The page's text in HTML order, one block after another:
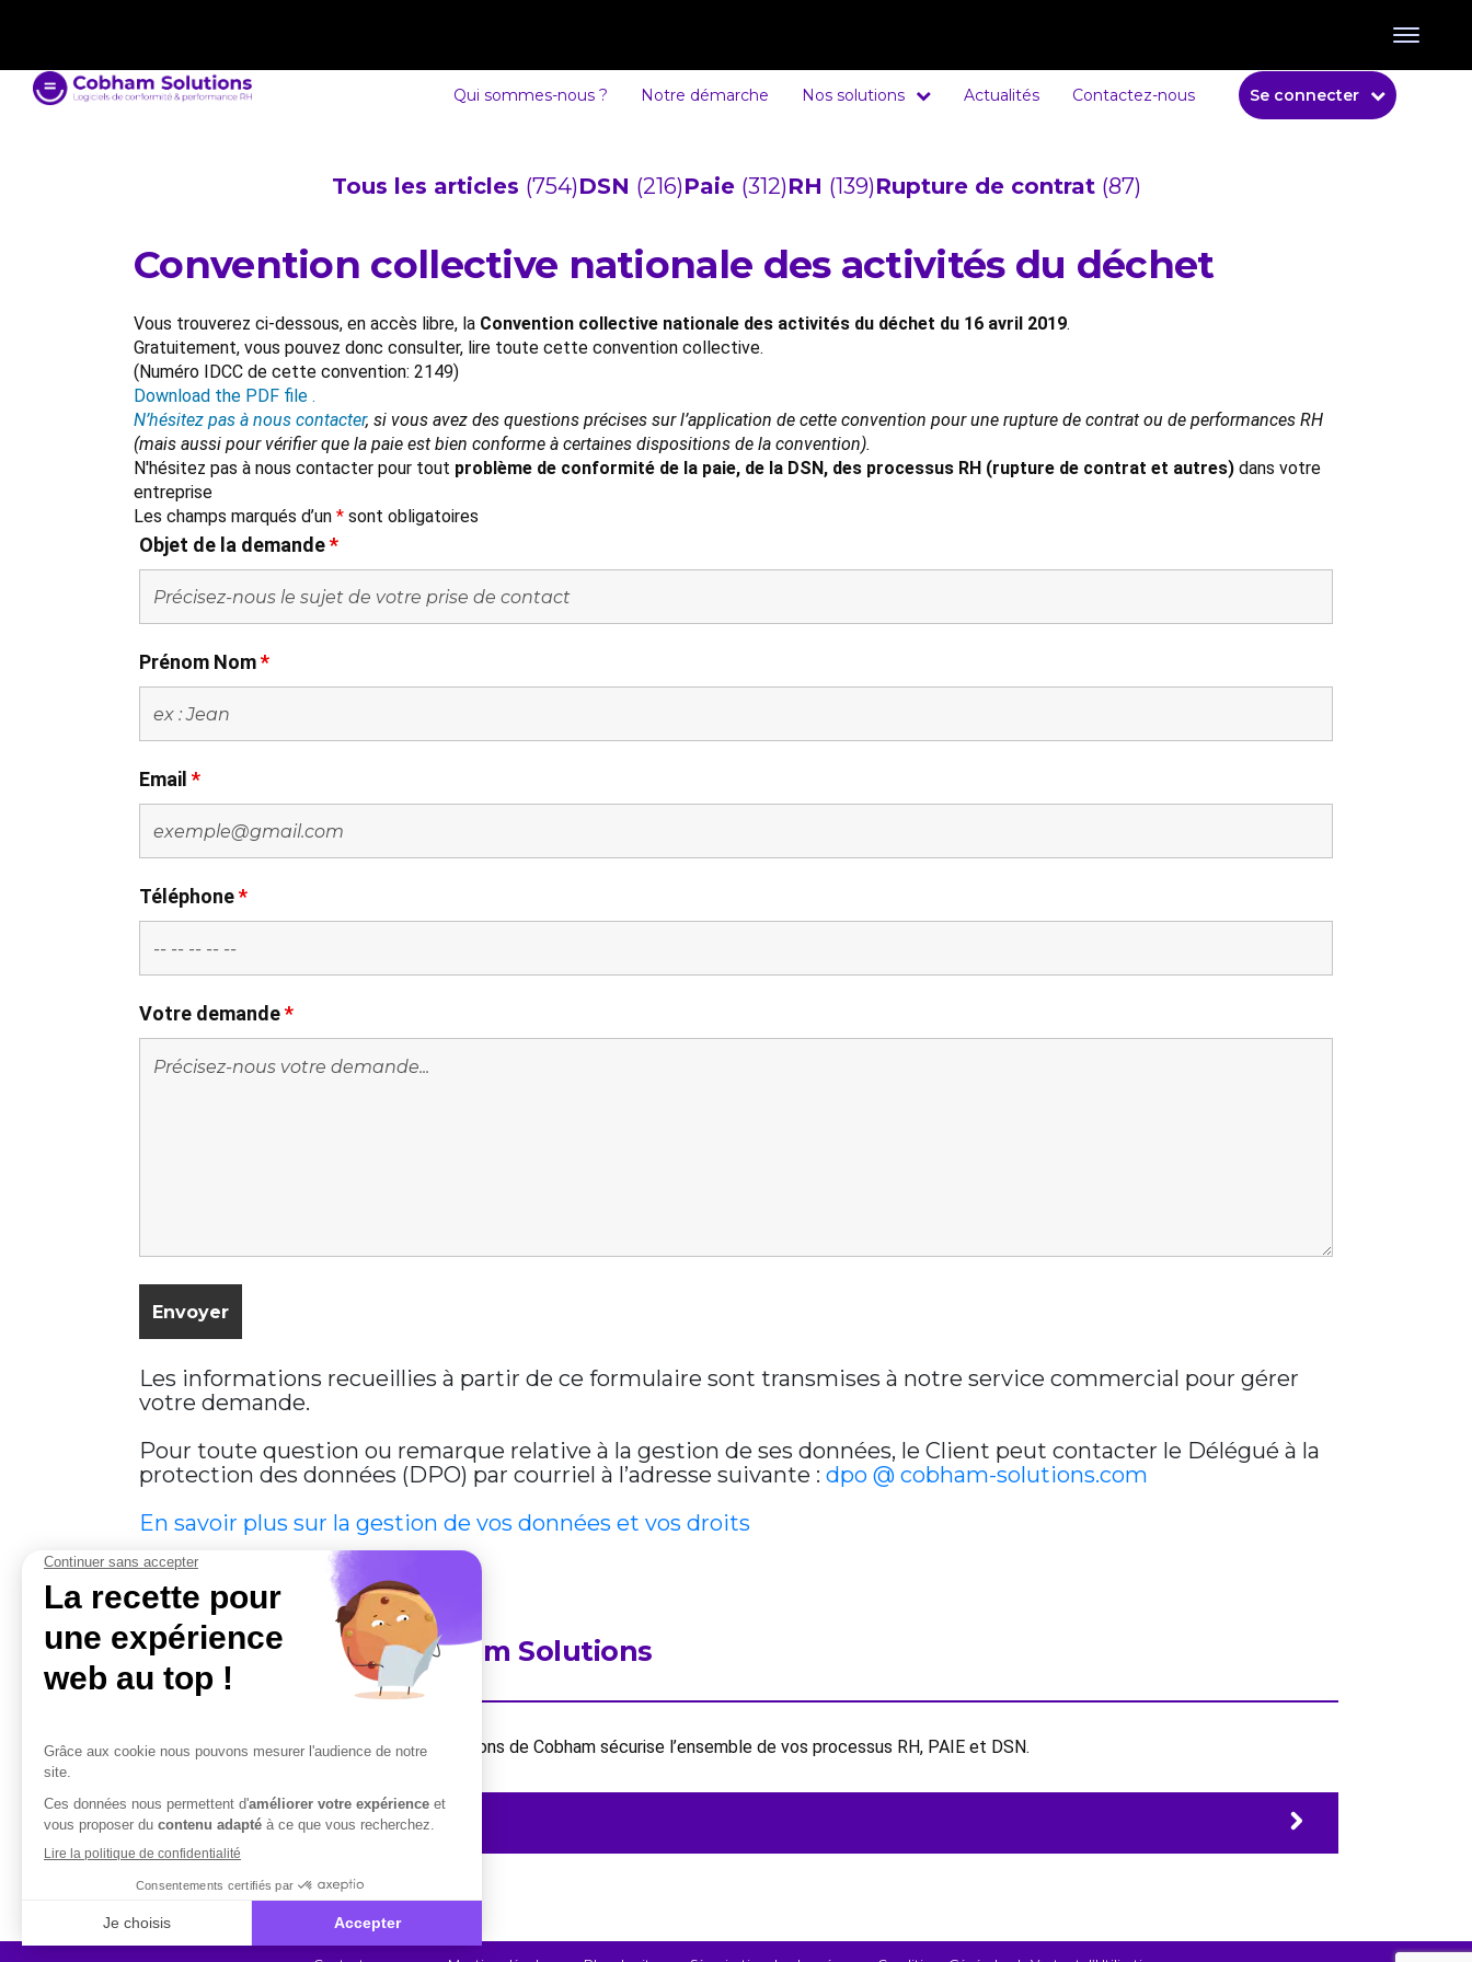
Qui sommes-nous ? Notre démarche Nos solutions Actualités Contactez-nous Se connecter
Tous les articles (754)DSN (216)Paie (312)RH (139)Rupture de contrat (87)
Convention collective nationale des activités du déchet
Vous trouverez ci-dessous, en accès libre, la Convention collective nationale des activités du déchet du 16 avril 2019.
Gratuitement, vous pouvez donc consulter, lire toute cette convention collective.
(Numéro IDCC de cette convention: 2149)
Download the PDF file .
N’hésitez pas à nous contacter, si vous avez des questions précises sur l’application de cette convention pour une rupture de contrat ou de performances RH
(mais aussi pour vérifier que la paie est bien conforme à certaines dispositions de la convention).
N'hésitez pas à nous contacter pour tout problème de conformité de la paie, de la DSN, des processus RH (rupture de contrat et autres) dans votre
entreprise
Les champs marqués d’un * sont obligatoires
Objet de la demande*
Prénom Nom*
Email *
Téléphone*
Votre demande*
Les informations recueillies à partir de ce formulaire sont transmises à notre service commercial pour gérer
votre demande.
Pour toute question ou remarque relative à la gestion de ses données, le Client peut contacter le Délégué à la
protection des données (DPO) par courriel à l’adresse suivante : dpo @ cobham-solutions.com
En savoir plus sur la gestion de vos données et vos droits
En savoir plus sur Cobham Solutions
Destiné aux professionnels, la suite de solutions de Cobham sécurise l’ensemble de vos processus RH, PAIE et DSN.
Contactez-nous